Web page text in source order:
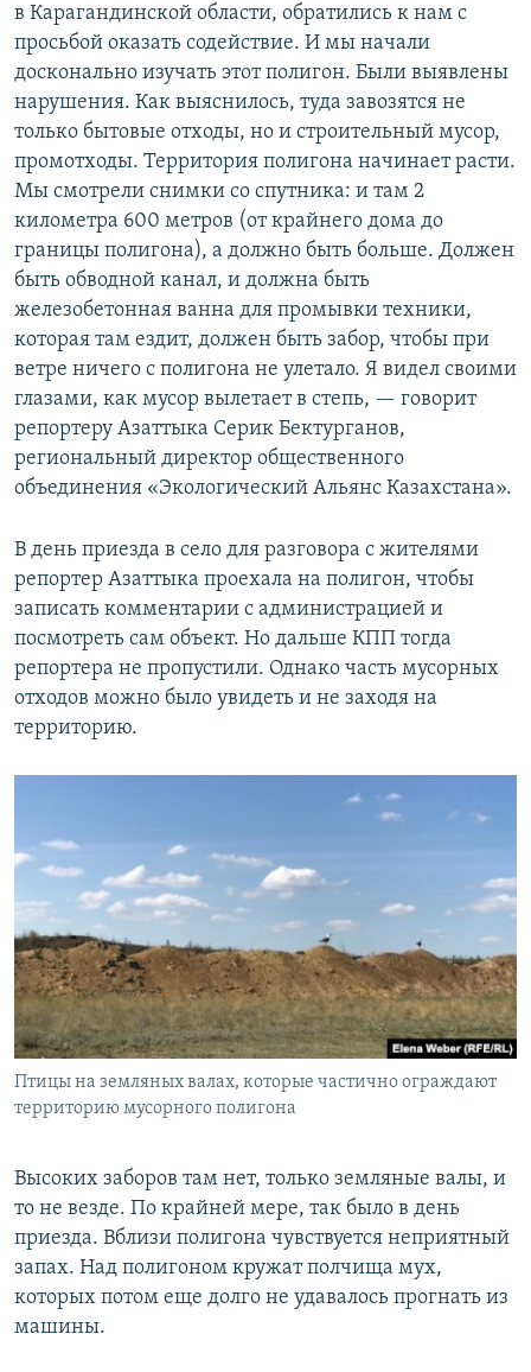
в Карагандинской области, обратились к нам с
просьбой оказать содействие. И мы начали
досконально изучать этот полигон. Были выявлены
нарушения. Как выяснилось, туда завозятся не
только бытовые отходы, но и строительный мусор,
промотходы. Территория полигона начинает расти.
Мы смотрели снимки со спутника: и там 2
километра 600 метров (от крайнего дома до
границы полигона), а должно быть больше. Должен
быть обводной канал, и должна быть
железобетонная ванна для промывки техники,
которая там ездит, должен быть забор, чтобы при
ветре ничего с полигона не улетало. Я видел своими
глазами, как мусор вылетает в степь, — говорит
репортеру Азаттыка Серик Бектурганов,
региональный директор общественного
объединения «Экологический Альянс Казахстана».
В день приезда в село для разговора с жителями
репортер Азаттыка проехала на полигон, чтобы
записать комментарии с администрацией и
посмотреть сам объект. Но дальше КПП тогда
репортера не пропустили. Однако часть мусорных
отходов можно было увидеть и не заходя на
территорию.
Птицы на земляных валах, которые частично ограждают
территорию мусорного полигона
Высоких заборов там нет, только земляные валы, и
то не везде. По крайней мере, так было в день
приезда. Вблизи полигона чувствуется неприятный
запах. Над полигоном кружат полчища мух,
которых потом еще долго не удавалось прогнать из
машины.